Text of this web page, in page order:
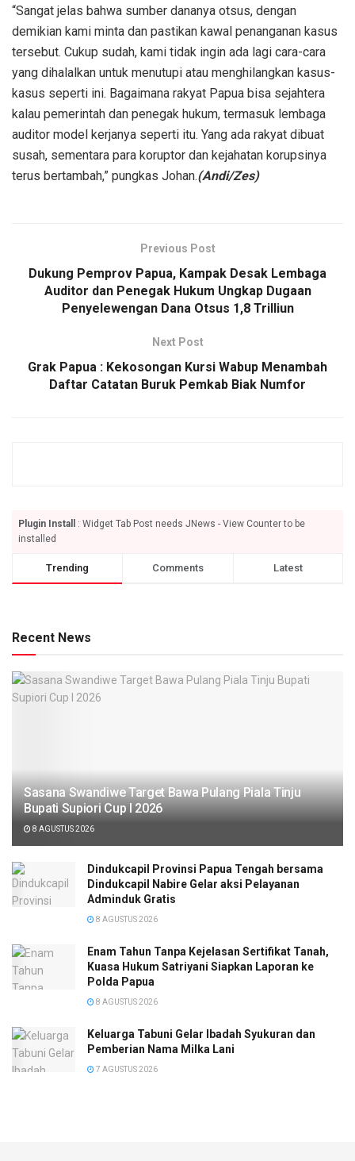
“Sangat jelas bahwa sumber dananya otsus, dengan
demikian kami minta dan pastikan kawal penanganan kasus
tersebut. Cukup sudah, kami tidak ingin ada lagi cara-cara
yang dihalalkan untuk menutupi atau menghilangkan kasus-
kasus seperti ini. Bagaimana rakyat Papua bisa sejahtera
kalau pemerintah dan penegak hukum, termasuk lembaga
auditor model kerjanya seperti itu. Yang ada rakyat dibuat
susah, sementara para koruptor dan kejahatan korupsinya
terus bertambah,” pungkas Johan.(Andi/Zes)
Previous Post
Dukung Pemprov Papua, Kampak Desak Lembaga
Auditor dan Penegak Hukum Ungkap Dugaan
Penyelewengan Dana Otsus 1,8 Trilliun
Next Post
Grak Papua : Kekosongan Kursi Wabup Menambah
Daftar Catatan Buruk Pemkab Biak Numfor
Plugin Install
: Widget Tab Post needs JNews - View Counter to be
installed
Trending Comments Latest
Recent News
Sasana Swandiwe Target Bawa Pulang Piala Tinju
Bupati Supiori Cup I 2026
8 AGUSTUS 2026
Dindukcapil Provinsi Papua Tengah bersama
Dindukcapil Nabire Gelar aksi Pelayanan
Adminduk Gratis
8 AGUSTUS 2026
Enam Tahun Tanpa Kejelasan Sertifikat Tanah,
Kuasa Hukum Satriyani Siapkan Laporan ke
Polda Papua
8 AGUSTUS 2026
Keluarga Tabuni Gelar Ibadah Syukuran dan
Pemberian Nama Milka Lani
7 AGUSTUS 2026